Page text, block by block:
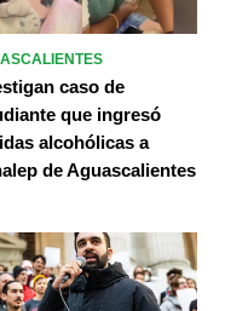
caso de
que ingresó
alcohólicas a
de Aguascalientes